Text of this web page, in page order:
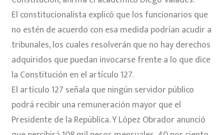
El constitucionalista explicó que los funcionarios que
no estén de acuerdo con esa medida podrían acudir a
tribunales, los cuales resolverán que no hay derechos
adquiridos que puedan invocarse frente a lo que dice
la Constitución en el artículo 127.
El artículo 127 señala que ningún servidor público
podrá recibir una remuneración mayor que el
Presidente de la República. Y López Obrador anunció